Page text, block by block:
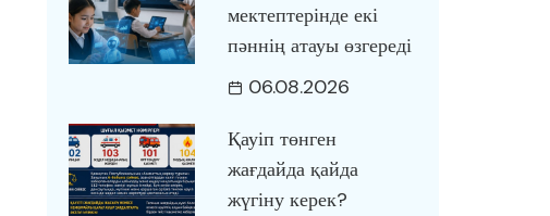
мектептерінде екі
пәннің атауы өзгереді
06.08.2026
Қауіп төнген
жағдайда қайда
жүгіну керек?